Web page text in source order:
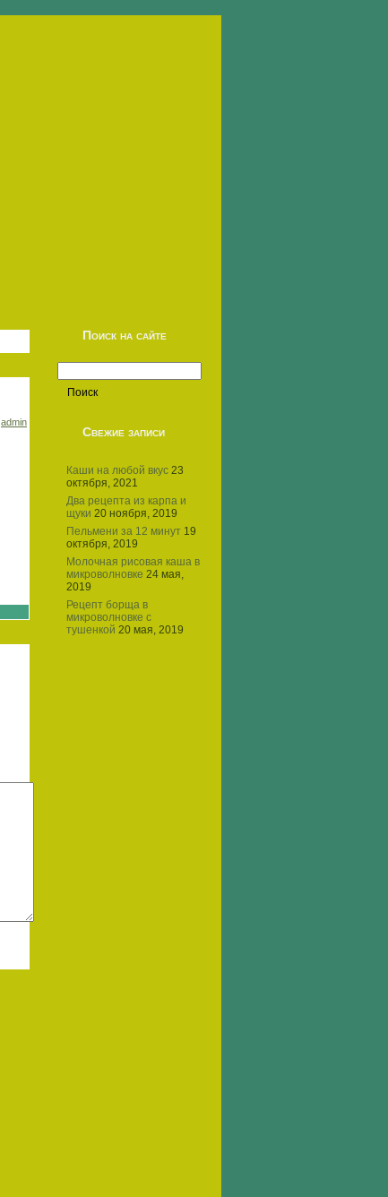
admin
Поиск на сайте
Свежие записи
Каши на любой вкус 23
октября, 2021
Два рецепта из карпа и
щуки 20 ноября, 2019
Пельмени за 12 минут 19
октября, 2019
Молочная рисовая каша в
микроволновке 24 мая,
2019
Рецепт борща в
микроволновке с
тушенкой 20 мая, 2019